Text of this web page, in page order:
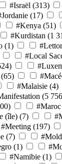
#Israël (313)
(17)
#Kenya (51)
#Kurdistan (1
(1)
#Local
(65)
#Malaisie (4)
(5
#Maroc
(île) (7)
#Meeting (197)
(7)
(1)
#Namibie (1)